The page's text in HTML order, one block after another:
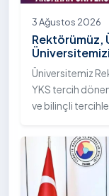
3 Ağustos 2026
Rektörümüz,
Sunduğu
Üniversitemiz
YKS tercih
ve bilinçli
çeşitliliğini ve
ekranlarında
canlı yayın